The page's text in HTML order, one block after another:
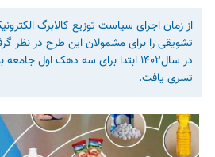
از زمان اجرای سیاست توزیع کالابرگ
تشویقی را برای مشمولان این طرح در نظر
در سال۱۴۰۲ ابتدا برای سه دهک اول
تسری یافت.